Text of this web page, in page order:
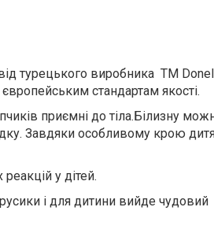
турецького виробника ТМ
стандартам якості.
приємні до тіла.Білизну
Завдяки особливому крою
у дітей.
і для дитини вийде чудовий